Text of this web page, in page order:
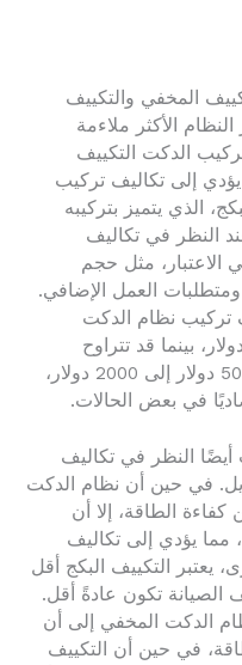
المخفي والتكييف
الأكثر ملاءمة
الدكت التكييف
إلى تكاليف تركيب
الذي يتميز بتركيبه
النظر في تكاليف
الاعتبار، مثل حجم
ومتطلبات العمل الإضافي.
تركيب نظام الدكت
المخفي من 1000 دولار إلى 5000 دولار، بينما قد تتراوح
تكاليف تركيب التكييف البكج من 500 دولار إلى 2000 دولار،
في بعض الحالات.
أيضًا النظر في تكاليف
في حين أن نظام الدكت
الطاقة، إلا أن
يؤدي إلى تكاليف
يعتبر التكييف البكج أقل
الصيانة تكون عادةً أقل.
الدكت المخفي إلى أن
في حين أن التكييف